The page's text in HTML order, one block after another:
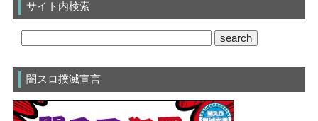
サイト内検索
闇スロ撲滅宣言